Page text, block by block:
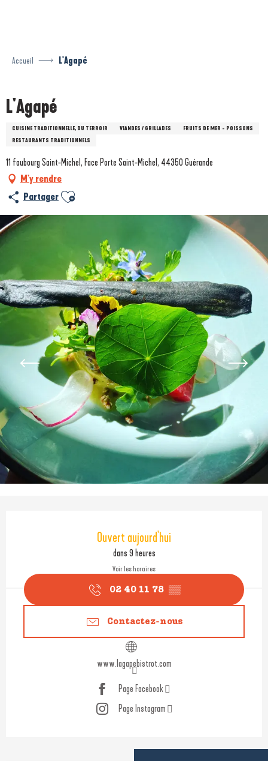
Accueil L'Agapé
L'Agapé
CUISINE TRADITIONNELLE, DU TERROIR VIANDES / GRILLADES
FRUITS DE MER - POISSONS
RESTAURANTS TRADITIONNELS
11 faubourg Saint-Michel, Face Porte Saint-Michel, 44350 Guérande
M'y rendre
Partager Ajouter aux favoris
Ouverture et coordonnées
Ouvert aujourd'hui
dans 9 heures
Voir les horaires
02 40 11 78 ▒▒
Contactez-nous
www.lagapebistrot.com
Page Facebook
Page Instagram